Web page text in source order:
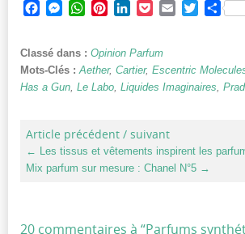
Facebook
Messenger
WhatsApp
PinterestLinkedInPocketEmailTwitter
Classé dans : Opinion Parfum
Mots-Clés :Aether, Cartier, Escentric
Has a Gun, Le Labo, Liquides Imaginaires,
Article précédent / suivant
← Les tissus et vêtements inspirent les
Mix parfum sur mesure : Chanel N°5 →
20 commentaires à “Parfums